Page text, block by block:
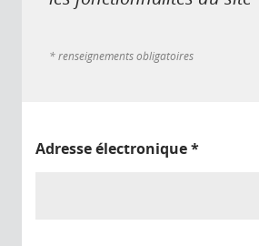
* renseignements obligatoires
Adresse électronique*